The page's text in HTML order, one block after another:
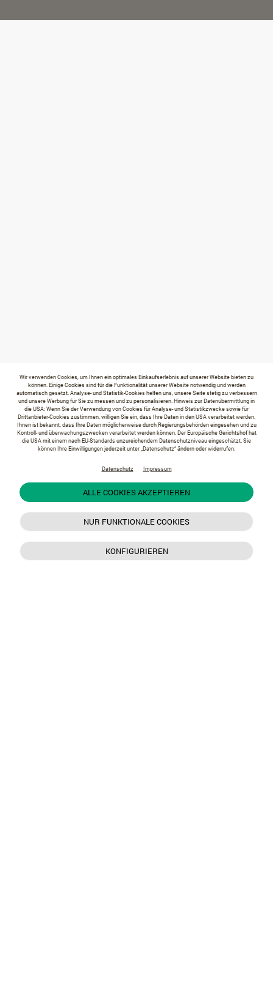
Wir verwenden Cookies, um Ihnen ein optimales Einkaufserlebnis auf unserer Website bieten zu
können. Einige Cookies sind für die Funktionalität unserer Website notwendig und werden
automatisch gesetzt. Analyse- und Statistik-Cookies helfen uns, unsere Seite stetig zu verbessern
und unsere Werbung für Sie zu messen und zu personalisieren. Hinweis zur Datenübermittlung in
die USA: Wenn Sie der Verwendung von Cookies für Analyse- und Statistikzwecke sowie für
Drittanbieter-Cookies zustimmen, willigen Sie ein, dass Ihre Daten in den USA verarbeitet werden.
Ihnen ist bekannt, dass Ihre Daten möglicherweise durch Regierungsbehörden eingesehen und zu
Kontroll- und überwachungszwecken verarbeitet werden können. Der Europäische Gerichtshof hat
die USA mit einem nach EU-Standards unzureichendem Datenschutzniveau eingeschätzt. Sie
können Ihre Einwilligungen jederzeit unter „Datenschutz“ ändern oder widerrufen.
Datenschutz Impressum
ALLE COOKIES AKZEPTIEREN
NUR FUNKTIONALE COOKIES
KONFIGURIEREN